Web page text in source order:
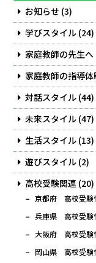
お知らせ (3)
学びスタイル (24)
家庭教師の先生
家庭教師の指導体
対話スタイル (44)
未来スタイル (47)
生活スタイル (13)
遊びスタイル (2)
高校受験関連 (20)
京都府 高校受験
兵庫県 高校受験
大阪府 高校受験
岡山県 高校受験